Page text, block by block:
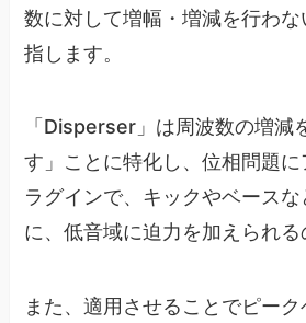
数に対して増幅・増減を行わ
指します。
「Disperser」は周波数の増減
す」ことに特化し、位相問題
ラグインで、キックやベース
に、低音域に迫力を加えられる
また、適用させることでピー